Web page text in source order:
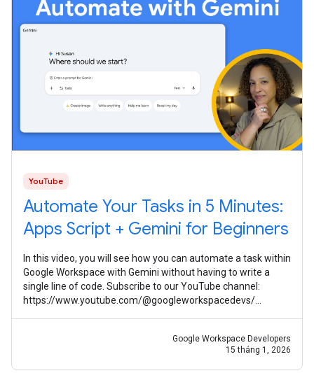
YouTube
Automate Your Tasks in 5 Minutes:
Apps Script + Gemini for Beginners
In this video, you will see how you can automate a task within
Google Workspace with Gemini without having to write a
single line of code. Subscribe to our YouTube channel:
https://www.youtube.com/@googleworkspacedevs/
Google Workspace Developers
15 tháng 1, 2026